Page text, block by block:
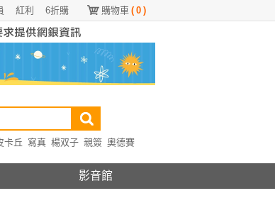
購物車 ( 0 )
6折購
紅利
卡丘 寫真 楊双子 親簽 奧德賽
影音館